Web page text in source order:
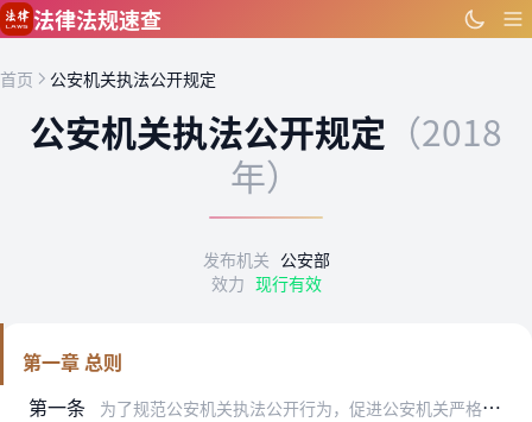
跳到主要内容
法律法规速查
首页 公安机关执法公开规定
公安机关执法公开规定 （2018
年）
发布机关 公安部
效力 现行有效
第一章 总则
第一条
为了规范公安机关执法公开行为，促进公安机关严格规范公正文明执法，保障公民、法人和其他组织依法获取执法信息，实现便民利民，制定本规定。